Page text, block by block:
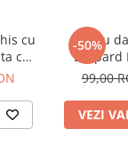
cu
cu
-50%
Tricou
Leopard
99,00
VEZI